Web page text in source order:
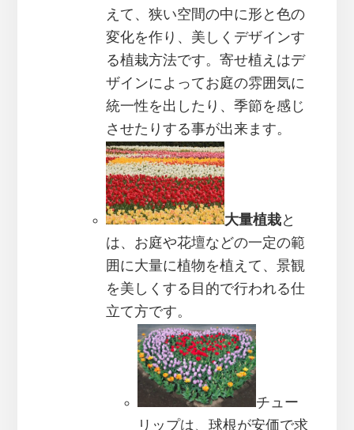
えて、狭い空間の中に形と色の
変化を作り、美しくデザインす
る植栽方法です。寄せ植えはデ
ザインによってお庭の雰囲気に
統一性を出したり、季節を感じ
させたりする事が出来ます。
大量植栽と
は、お庭や花壇などの一定の範
囲に大量に植物を植えて、景観
を美しくする目的で行われる仕
立て方です。
チュー
リップは、球根が安価で求